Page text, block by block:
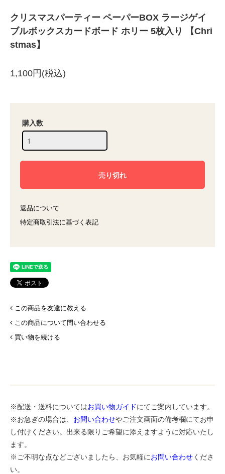
クリスマスパーティー ペーパーBOX ラージゲイ
ブルボックスカードボード ホリー 5枚入り 【Chri
stmas】
1,100円(税込)
購入数
返品について
特定商取引法に基づく表記
この商品を友達に教える
この商品について問い合わせる
買い物を続ける
※配送・送料についてはお買い物ガイドにてご案内しています。
※お急ぎの場合は、 お問い合わせやご注文画面の備考欄にてお申
し付けください。出来る限りご希望に添えますように対応いたし
ます。
※ご不明な点などございましたら、お気軽にお問い合わせくださ
い。